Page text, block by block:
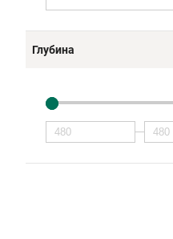
Глубина